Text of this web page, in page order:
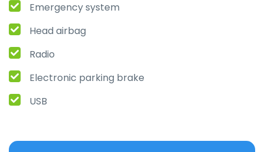
Emergency system
Head airbag
Radio
Electronic parking brake
USB